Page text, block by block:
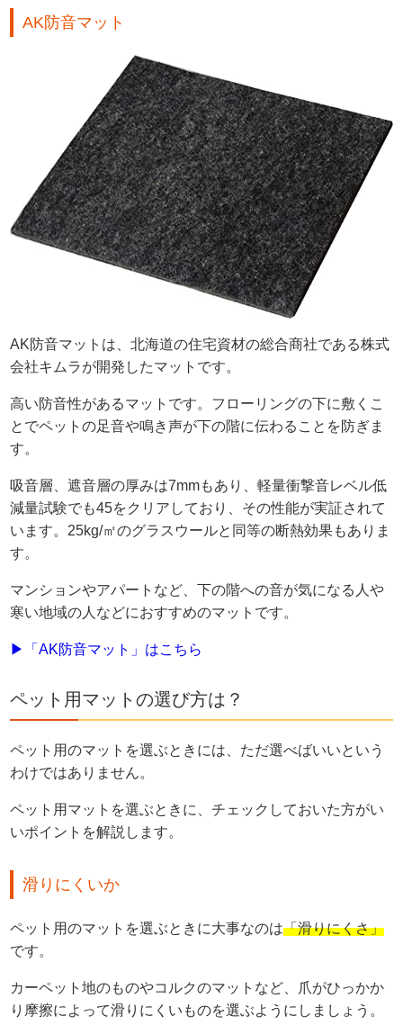
AK防音マット
AK防音マットは、北海道の住宅資材の総合商社である株式
会社キムラが開発したマットです。
高い防音性があるマットです。フローリングの下に敷くこ
とでペットの足音や鳴き声が下の階に伝わることを防ぎま
す。
吸音層、遮音層の厚みは7mmもあり、軽量衝撃音レベル低
減量試験でも45をクリアしており、その性能が実証されて
います。25kg/㎡のグラスウールと同等の断熱効果もありま
す。
マンションやアパートなど、下の階への音が気になる人や
寒い地域の人などにおすすめのマットです。
▶「AK防音マット」はこちら
ペット用マットの選び方は？
ペット用のマットを選ぶときには、ただ選べばいいという
わけではありません。
ペット用マットを選ぶときに、チェックしておいた方がい
いポイントを解説します。
滑りにくいか
ペット用のマットを選ぶときに大事なのは「滑りにくさ」
です。
カーペット地のものやコルクのマットなど、爪がひっかか
り摩擦によって滑りにくいものを選ぶようにしましょう。